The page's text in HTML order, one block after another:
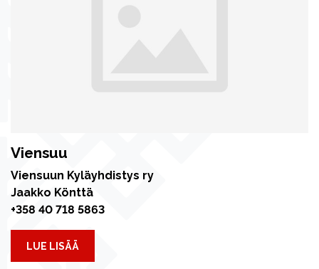
Viensuu
Viensuun Kyläyhdistys ry
Jaakko Könttä
+358 40 718 5863
LUE LISÄÄ